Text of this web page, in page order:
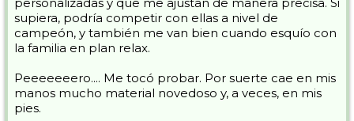
supiera, podría competir con ellas a nivel de
campeón, y también me van bien cuando esquío con
la familia en plan relax.
Peeeeeeero.... Me tocó probar. Por suerte cae en mis
manos mucho material novedoso y, a veces, en mis
pies.